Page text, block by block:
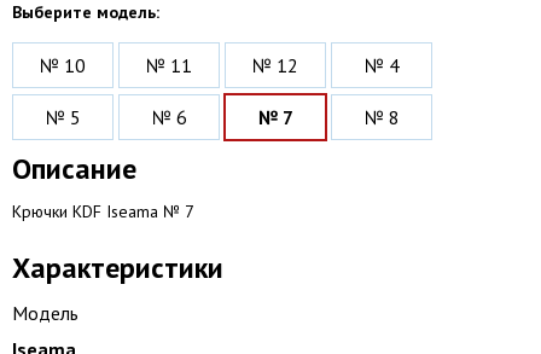
Выберите модель:
№ 10 № 11 № 12 № 4
№ 5 № 6 № 7 № 8
Описание
Крючки KDF Iseama № 7
Характеристики
Модель
Iseama